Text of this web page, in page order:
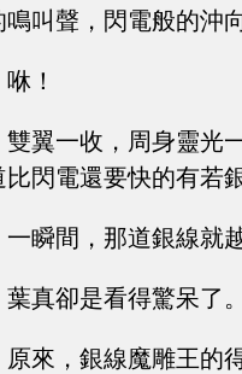
鳴叫聲，閃電般的沖
咻！
雙翼一收，周身靈光
比閃電還要快的有若
一瞬間，那道銀線就
葉真卻是看得驚呆了。
原來，銀線魔雕王的